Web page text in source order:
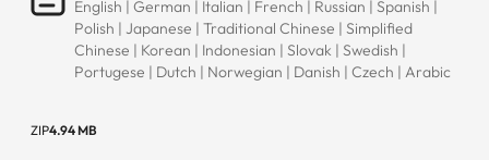
English | German | Italian | French | Russian | Spanish |
Polish | Japanese | Traditional Chinese | Simplified
Chinese | Korean | Indonesian | Slovak | Swedish |
Portugese | Dutch | Norwegian | Danish | Czech | Arabic
ZIP4.94 MB